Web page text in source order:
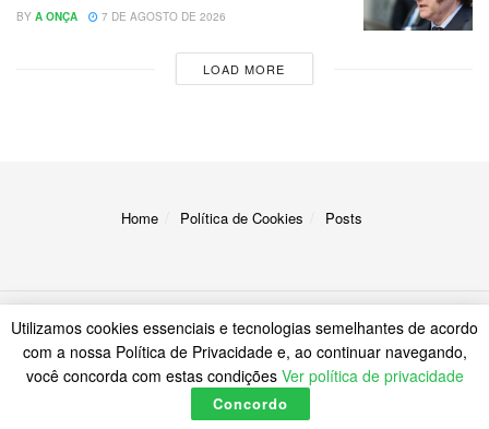
BY A ONÇA 7 DE AGOSTO DE 2026
LOAD MORE
Home Política de Cookies Posts
© 2023A Onça
Utilizamos cookies essenciais e tecnologias semelhantes de acordo
com a nossa Política de Privacidade e, ao continuar navegando,
você concorda com estas condições Ver política de privacidade
Concordo